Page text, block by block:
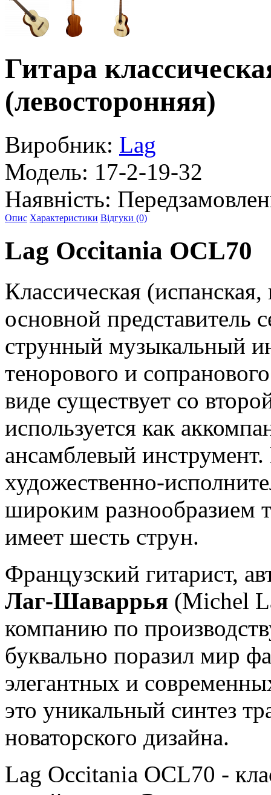
Гитара
(левосторонняя)
Виробник: Lag
Модель: 17-2-19-32
Наявність:
Опис Характеристики Відгуки (0)
Lag Occitania OCL70
Классическая
основной представитель
струнный музыкальный
тенорового и
виде существует со
используется как
ансамблевый
художественно-
широким разнообразием
имеет шесть струн.
Французский гитарист,
Лаг-Шаваррья (Michel
компанию по
буквально поразил мир
элегантных и
это уникальный синтез
новаторского дизайна.
Lag Occitania OCL70 -